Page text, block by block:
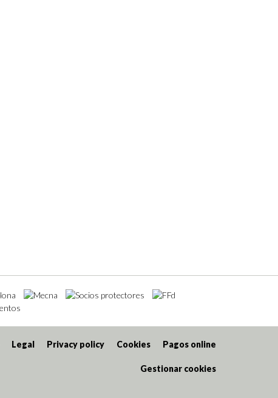
Legal Privacy policy Cookies Pagos online
Gestionar cookies